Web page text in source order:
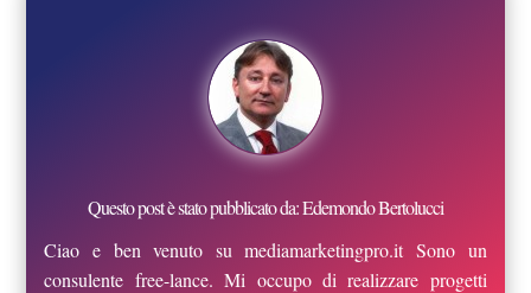
Questo post è stato pubblicato da: Edemondo Bertolucci
Ciao e ben venuto su mediamarketingpro.it Sono un
consulente free-lance. Mi occupo di realizzare progetti